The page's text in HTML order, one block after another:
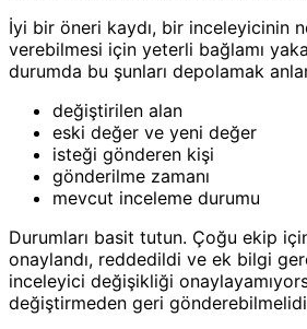
İyi bir öneri kaydı, bir inceleyicinin
verebilmesi için yeterli bağlamı
durumda bu şunları depolamak
değiştirilen alan
eski değer ve yeni değer
isteği gönderen kişi
gönderilme zamanı
mevcut inceleme durumu
Durumları basit tutun. Çoğu ekip
onaylandı, reddedildi ve ek bilgi
inceleyici değişikliği
değiştirmeden geri